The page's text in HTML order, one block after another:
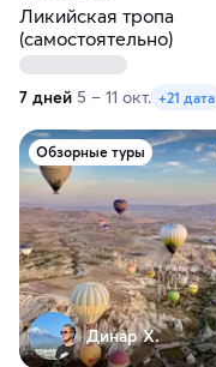
Ликийская тропа
(самостоятельно)
7 дней 5 – 11 окт. +21 дата
Обзорные туры
Динар Х.